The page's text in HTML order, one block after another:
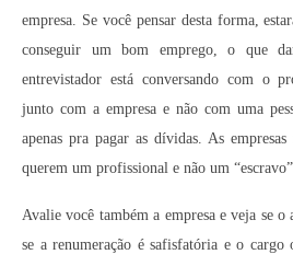
empresa. Se você pensar desta forma,
conseguir um bom emprego, o que
entrevistador está conversando com o
junto com a empresa e não com uma
apenas pra pagar as dívidas. As
querem um profissional e não um
Avalie você também a empresa e veja se
se a renumeração é safisfatória e o cargo